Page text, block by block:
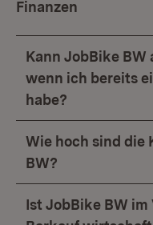
Finanzen
Kann JobBike
wenn ich bereits
habe?
Wie hoch sind die
BW?
Ist JobBike BW